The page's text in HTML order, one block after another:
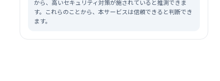
から、高いセキュリティ対策が施されていると推測できま
す。これらのことから、本サービスは信頼できると判断でき
ます。